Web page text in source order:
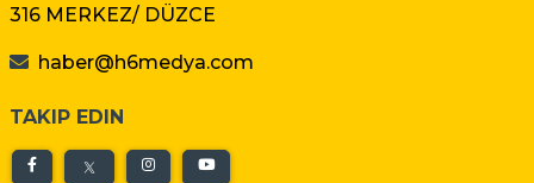
316 MERKEZ/ DÜZCE
haber@h6medya.com
TAKIP EDIN